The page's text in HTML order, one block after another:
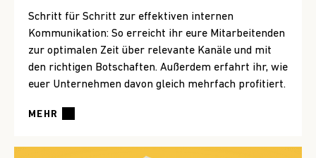
Schritt für Schritt zur effektiven internen
Kommunikation: So erreicht ihr eure Mitarbeitenden
zur optimalen Zeit über relevante Kanäle und mit
den richtigen Botschaften. Außerdem erfahrt ihr, wie
euer Unternehmen davon gleich mehrfach profitiert.
MEHR